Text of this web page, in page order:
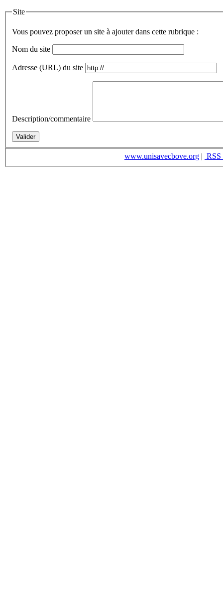
Site
Vous pouvez proposer un site à ajouter dans cette rubrique :
Nom du site
Adresse (URL) du site
Description/commentaire
www.unisavecbove.org | RSS